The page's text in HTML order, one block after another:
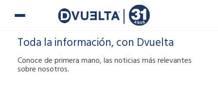
Toda la información, con Dvuelta
Conoce de primera mano, las noticias más relevantes
sobre nosotros.